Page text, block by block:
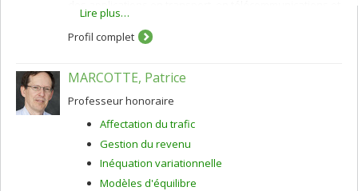
en santé.
Lire plus…
Profil complet
MARCOTTE, Patrice
Professeur honoraire
Affectation du trafic
Gestion du revenu
Inéquation variationnelle
Modèles d'équilibre